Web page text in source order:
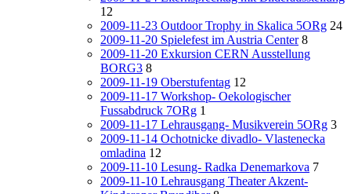
12
2009-11-23 Outdoor Trophy in Skalica 5ORg 24
2009-11-20 Spielefest im Austria Center 8
2009-11-20 Exkursion CERN Ausstellung
BORG3 8
2009-11-19 Oberstufentag 12
2009-11-17 Workshop- Oekologischer
Fussabdruck 7ORg 1
2009-11-17 Lehrausgang- Musikverein 5ORg 3
2009-11-14 Ochotnicke divadlo- Vlastenecka
omladina 12
2009-11-10 Lesung- Radka Denemarkova 7
2009-11-10 Lehrausgang Theater Akzent-